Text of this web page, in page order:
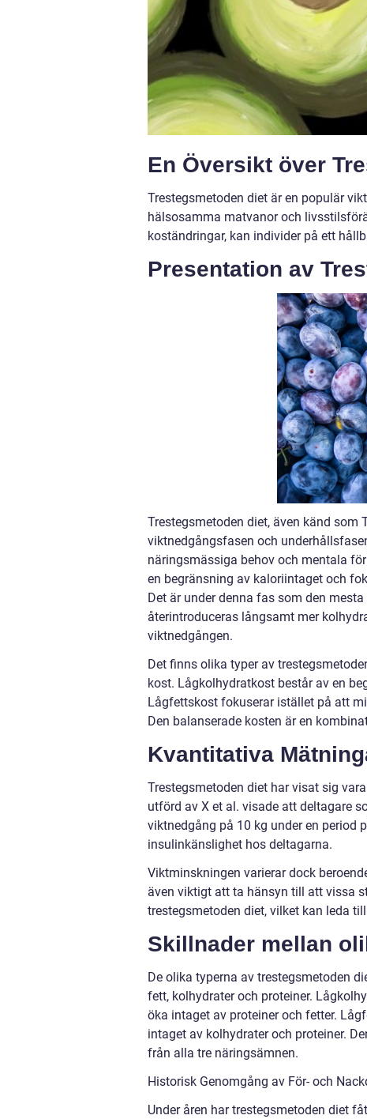
En Översikt över
Trestegsmetoden diet är en populär
hälsosamma matvanor och
koständringar, kan individer på ett
Presentation av
Trestegsmetoden diet, även känd som
viktnedgångsfasen och
näringsmässiga behov och mentala
en begränsning av kaloriintaget och
Det är under denna fas som den
återintroduceras långsamt mer
viktnedgången.
Det finns olika typer av
kost. Lågkolhydratkost består av en
Lågfettskost fokuserar istället på att
Den balanserade kosten är en
Kvantitativa
Trestegsmetoden diet har visat sig
utförd av X et al. visade att deltagare
viktnedgång på 10 kg under en period
insulinkänslighet hos deltagarna.
Viktminskningen varierar dock
även viktigt att ta hänsyn till att vissa
trestegsmetoden diet, vilket kan leda
Skillnader mellan
De olika typerna av trestegsmetoden
fett, kolhydrater och proteiner.
öka intaget av proteiner och fetter.
intaget av kolhydrater och proteiner.
från alla tre näringsämnen.
Historisk Genomgång av För- och
Under åren har trestegsmetoden diet